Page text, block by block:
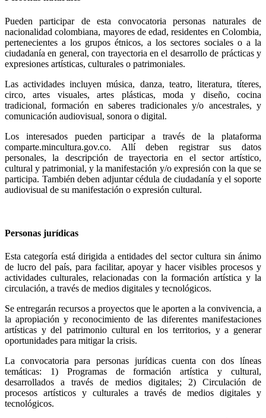
Pueden participar de esta convocatoria personas naturales de
nacionalidad colombiana, mayores de edad, residentes en Colombia,
pertenecientes a los grupos étnicos, a los sectores sociales o a la
ciudadanía en general, con trayectoria en el desarrollo de prácticas y
expresiones artísticas, culturales o patrimoniales.
Las actividades incluyen música, danza, teatro, literatura, títeres,
circo, artes visuales, artes plásticas, moda y diseño, cocina
tradicional, formación en saberes tradicionales y/o ancestrales, y
comunicación audiovisual, sonora o digital.
Los interesados pueden participar a través de la plataforma
comparte.mincultura.gov.co. Allí deben registrar sus datos
personales, la descripción de trayectoria en el sector artístico,
cultural y patrimonial, y la manifestación y/o expresión con la que se
participa. También deben adjuntar cédula de ciudadanía y el soporte
audiovisual de su manifestación o expresión cultural.
Personas jurídicas
Esta categoría está dirigida a entidades del sector cultura sin ánimo
de lucro del país, para facilitar, apoyar y hacer visibles procesos y
actividades culturales, relacionadas con la formación artística y la
circulación, a través de medios digitales y tecnológicos.
Se entregarán recursos a proyectos que le aporten a la convivencia, a
la apropiación y reconocimiento de las diferentes manifestaciones
artísticas y del patrimonio cultural en los territorios, y a generar
oportunidades para mitigar la crisis.
La convocatoria para personas jurídicas cuenta con dos líneas
temáticas: 1) Programas de formación artística y cultural,
desarrollados a través de medios digitales; 2) Circulación de
procesos artísticos y culturales a través de medios digitales y
tecnológicos.